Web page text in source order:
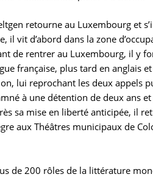
retourne au Luxembourg et
il vit d’abord dans la zone
de rentrer au Luxembourg, il y
française, plus tard en anglais
lui reprochant les deux appels
à une détention de deux ans
sa mise en liberté anticipée, il
aux Théâtres municipaux de
de 200 rôles de la littérature